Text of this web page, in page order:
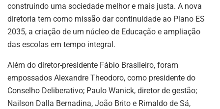
construindo uma sociedade melhor e mais justa. A nova
diretoria tem como missão dar continuidade ao Plano ES
2035, a criação de um núcleo de Educação e ampliação
das escolas em tempo integral.
Além do diretor-presidente Fábio Brasileiro, foram
empossados Alexandre Theodoro, como presidente do
Conselho Deliberativo; Paulo Wanick, diretor de gestão;
Nailson Dalla Bernadina, João Brito e Rimaldo de Sá,